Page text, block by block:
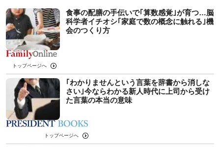
食事の配膳の手伝いで｢算数感覚｣が育つ…脳
科学者イチオシ｢家庭で数の概念に触れる｣機
会のつくり方
トップページへ
｢わかりませんという言葉を辞書から消しな
さい｣今ならわかる新人時代に上司から受け
た言葉の本当の意味
トップページへ